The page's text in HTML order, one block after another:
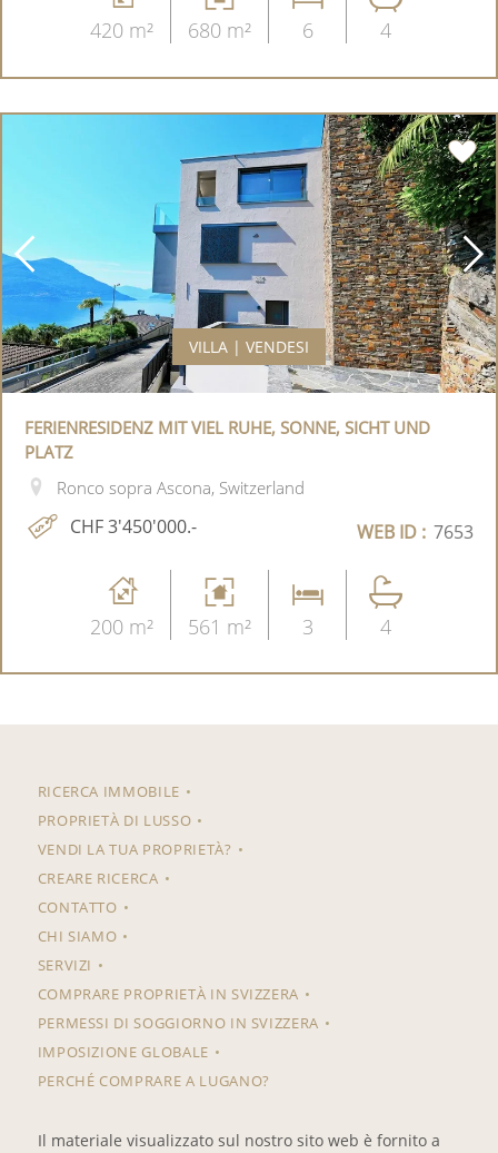
420 m² 680 m² 6 4
VILLA | VENDESI
FERIENRESIDENZ MIT VIEL RUHE, SONNE, SICHT UND
PLATZ
Ronco sopra Ascona, Switzerland
CHF 3'450'000.- WEB ID : 7653
200 m² 561 m² 3 4
RICERCA IMMOBILE
PROPRIETÀ DI LUSSO
VENDI LA TUA PROPRIETÀ?
CREARE RICERCA
CONTATTO
CHI SIAMO
SERVIZI
COMPRARE PROPRIETÀ IN SVIZZERA
PERMESSI DI SOGGIORNO IN SVIZZERA
IMPOSIZIONE GLOBALE
PERCHÉ COMPRARE A LUGANO?
Il materiale visualizzato sul nostro sito web è fornito a